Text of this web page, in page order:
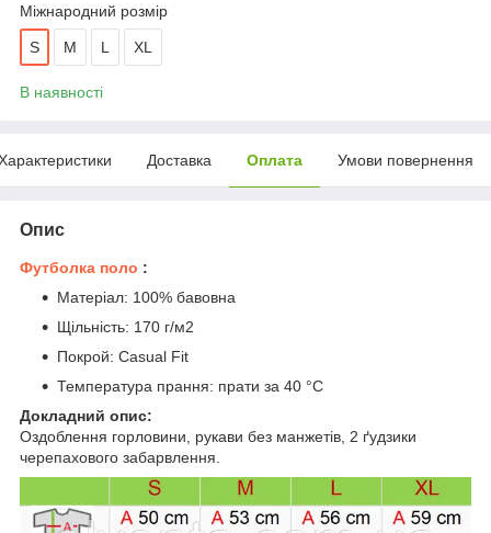
Міжнародний розмір
S M L XL
В наявності
Доставка Оплата Умови повернення
Опис
Футболка поло :
Матеріал: 100% бавовна
Щільність: 170 г/м2
Покрой: Casual Fit
Температура прання: прати за 40 °C
Докладний опис:
Оздоблення горловини, рукави без манжетів, 2 ґудзики
черепахового забарвлення.